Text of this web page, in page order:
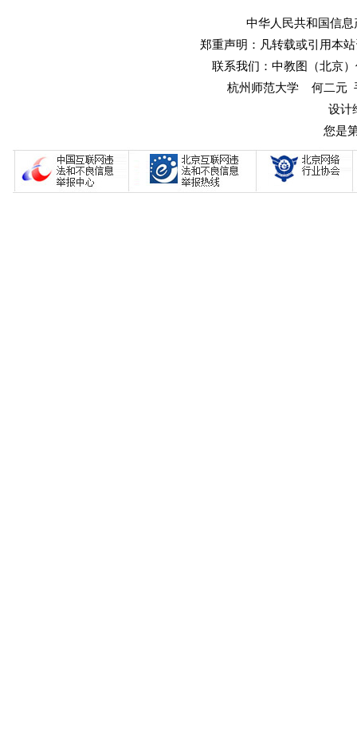
中华人民共和国信息
郑重声明：凡转载或引用本
联系我们：中教图（北京
杭州师范大学 何二元
设计
您是